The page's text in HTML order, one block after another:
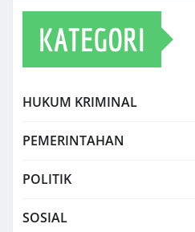
KATEGORI
HUKUM KRIMINAL
PEMERINTAHAN
POLITIK
SOSIAL